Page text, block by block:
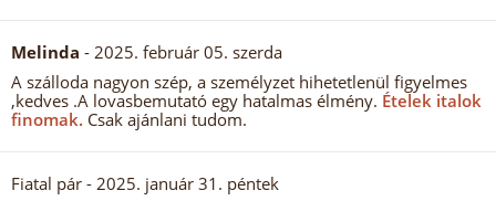
Melinda - 2025. február 05. szerda
A szálloda nagyon szép, a személyzet hihetetlenül figyelmes
,kedves .A lovasbemutató egy hatalmas élmény. Ételek italok
finomak. Csak ajánlani tudom.
Fiatal pár - 2025. január 31. péntek